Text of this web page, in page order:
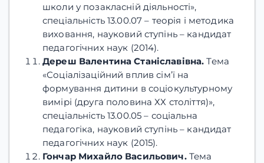
школи у позакласній діяльності»,
спеціальність 13.00.07 – теорія і методика
виховання, науковий ступінь – кандидат
педагогічних наук (2014).
Дереш Валентина Станіславівна.Тема
«Соціалізаційний вплив сім’ї на
формування дитини в соціокультурному
вимірі (друга половина ХХ століття)»,
спеціальність 13.00.05 – соціальна
педагогіка, науковий ступінь – кандидат
педагогічних наук (2015).
Гончар Михайло Васильович. Тема